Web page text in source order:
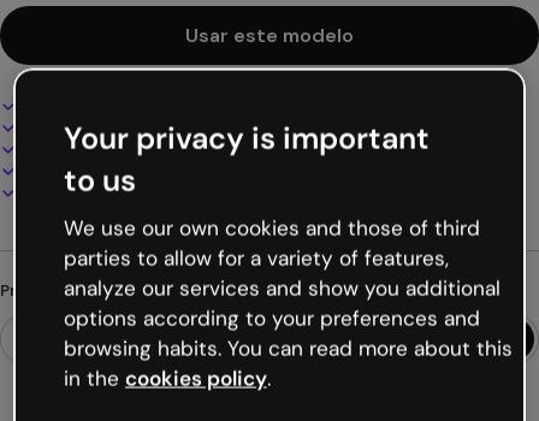
Usar este modelo
100% personalizável
Adicione áudio, vídeo e multimídia
Apresente, compartilhe ou publique online
Baixe em PDF, MP4 e outros formatos
Procurando algo diferente?
Your privacy is important
to us
We use our own cookies and those of third
parties to allow for a variety of features,
analyze our services and show you additional
options according to your preferences and
browsing habits. You can read more about this
in the cookies policy.